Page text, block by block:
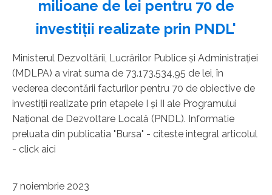
milioane de lei pentru 70 de
investiţii realizate prin PNDL'
Ministerul Dezvoltării, Lucrărilor Publice şi Administraţiei
(MDLPA) a virat suma de 73.173.534,95 de lei, în
vederea decontării facturilor pentru 70 de obiective de
investiţii realizate prin etapele I şi II ale Programului
Naţional de Dezvoltare Locală (PNDL). Informatie
preluata din publicatia "Bursa" - citeste integral articolul
- click aici
7 noiembrie 2023